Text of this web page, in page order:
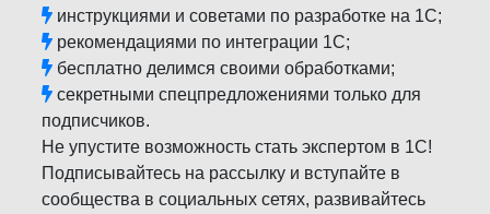
инструкциями и советами по разработке на 1С;
рекомендациями по интеграции 1С;
бесплатно делимся своими обработками;
секретными спецпредложениями только для
подписчиков.
Не упустите возможность стать экспертом в 1С!
Подписывайтесь на рассылку и вступайте в
сообщества в социальных сетях, развивайтесь